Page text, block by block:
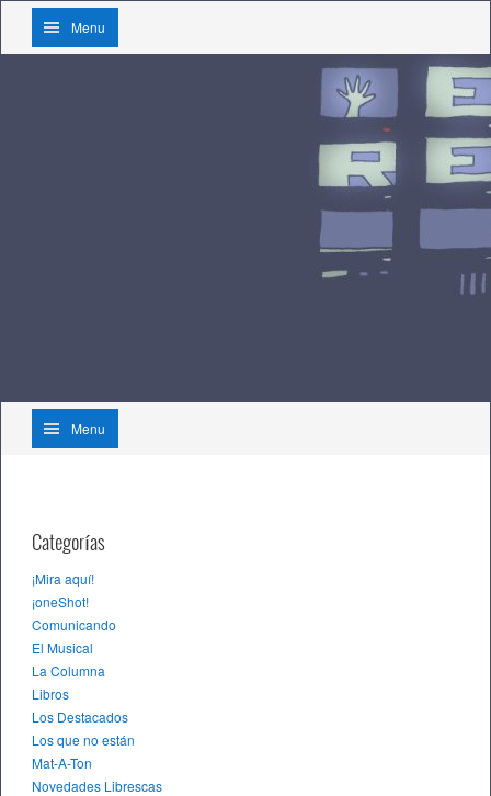
Menu
Menu
Categorías
¡Mira aquí!
¡oneShot!
Comunicando
El Musical
La Columna
Libros
Los Destacados
Los que no están
Mat-A-Ton
Novedades Librescas